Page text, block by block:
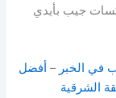
جيب بأيدي
في الخبر – أفضل
الشرقية